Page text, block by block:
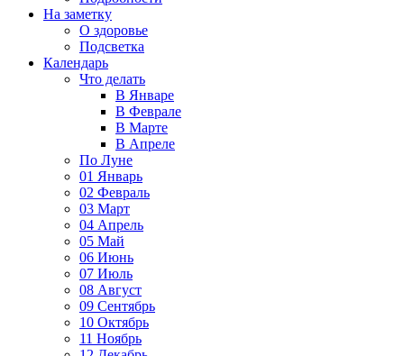
На заметку
О здоровье
Подсветка
Календарь
Что делать
В Январе
В Феврале
В Марте
В Апреле
По Луне
01 Январь
02 Февраль
03 Март
04 Апрель
05 Май
06 Июнь
07 Июль
08 Август
09 Сентябрь
10 Октябрь
11 Ноябрь